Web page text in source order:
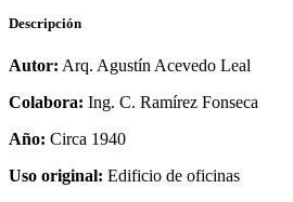
Descripción
Autor: Arq. Agustín Acevedo Leal
Colabora: Ing. C. Ramírez Fonseca
Año: Circa 1940
Uso original: Edificio de oficinas